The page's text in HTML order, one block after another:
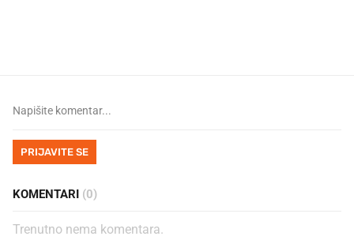
PRIJAVITE SE
KOMENTARI (0)
Trenutno nema komentara.